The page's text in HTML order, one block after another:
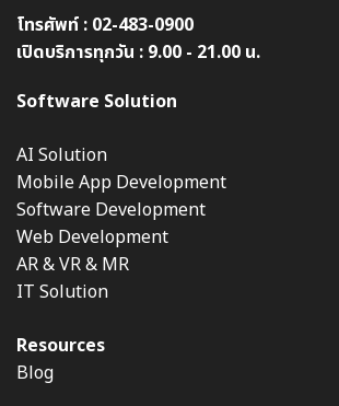
โทรศัพท์ : 02-483-0900
เปิดบริการทุกวัน : 9.00 - 21.00 น.
Software Solution
AI Solution
Mobile App Development
Software Development
Web Development
AR & VR & MR
IT Solution
Resources
Blog